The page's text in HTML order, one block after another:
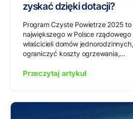
zyskać dzięki dotacji?
Program Czyste Powietrze 2025
największego w Polsce
właścicieli domów
ograniczyć koszty ogrzewania,...
Przeczytaj artykuł